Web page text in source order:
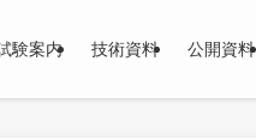
験案内 技術資料 公開資料